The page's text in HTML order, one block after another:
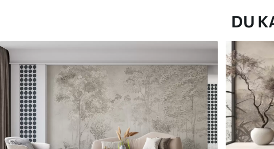
Tapetet kan rengøres forsigtigt med en
kan rengøres med vand.
Anvendelsesmetode Problemfri anvendelse
Tilgængelige materialer
DU